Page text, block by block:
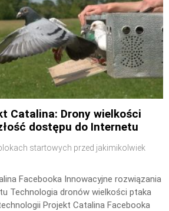
Catalina: Drony wielkości
dostępu do Internetu
startowych przed jakimikolwiek
Facebooka Innowacyjne rozwiązania
Technologia dronów wielkości ptaka
Projekt Catalina Facebooka